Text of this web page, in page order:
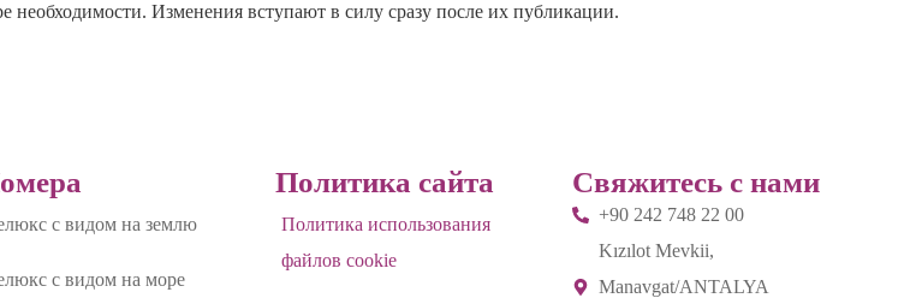
Изменения вступают в силу сразу после их публикации.
с видом на землю
с видом на море
Политика сайта
Политика использования
файлов cookie
Свяжитесь с нами
+90 242 748 22 00
Kızılot Mevkii,
Manavgat/ANTALYA